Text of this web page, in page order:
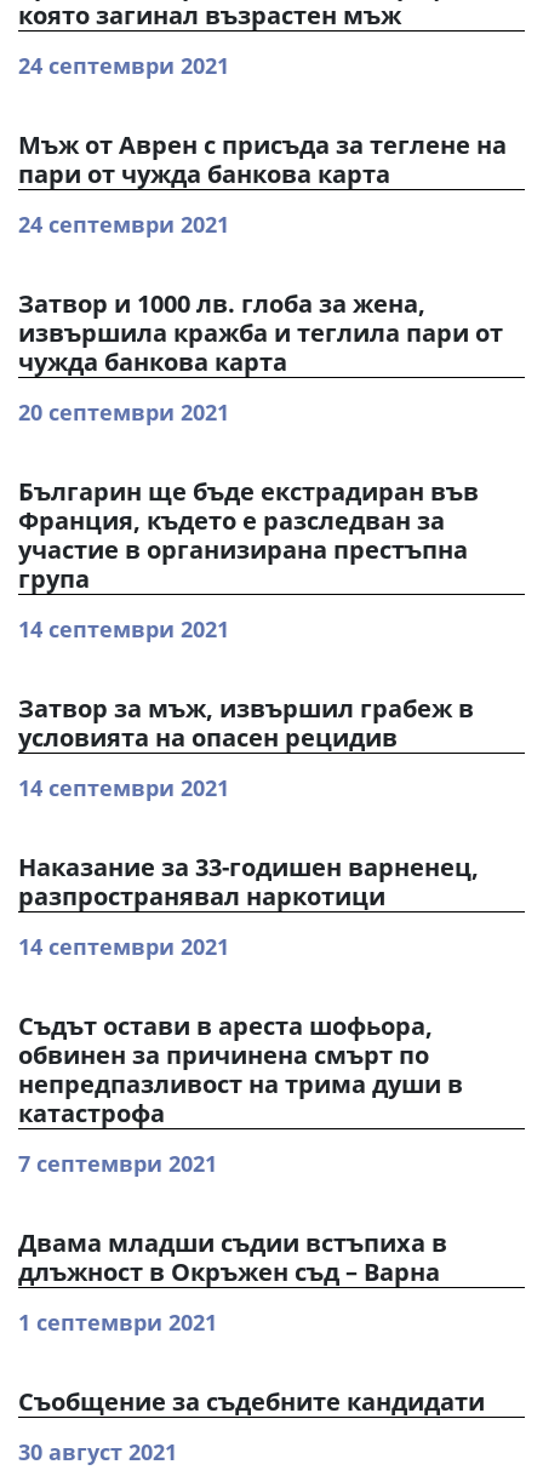
която загинал възрастен мъж
24 септември 2021
Мъж от Аврен с присъда за теглене на
пари от чужда банкова карта
24 септември 2021
Затвор и 1000 лв. глоба за жена,
извършила кражба и теглила пари от
чужда банкова карта
20 септември 2021
Българин ще бъде екстрадиран във
Франция, където е разследван за
участие в организирана престъпна
група
14 септември 2021
Затвор за мъж, извършил грабеж в
условията на опасен рецидив
14 септември 2021
Наказание за 33-годишен варненец,
разпространявал наркотици
14 септември 2021
Съдът остави в ареста шофьора,
обвинен за причинена смърт по
непредпазливост на трима души в
катастрофа
7 септември 2021
Двама младши съдии встъпиха в
длъжност в Окръжен съд – Варна
1 септември 2021
Съобщение за съдебните кандидати
30 август 2021